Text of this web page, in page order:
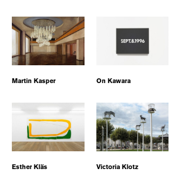
Martin Kasper On Kawara
Esther Kläs Victoria Klotz